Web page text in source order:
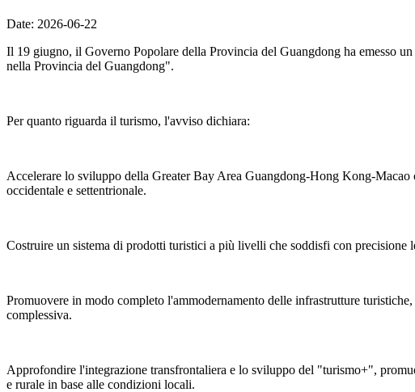
Date: 2026-06-22
Il 19 giugno, il Governo Popolare della Provincia del Guangdong ha emesso
nella Provincia del Guangdong".
Per quanto riguarda il turismo, l'avviso dichiara:
Accelerare lo sviluppo della Greater Bay Area Guangdong-Hong Kong-
occidentale e settentrionale.
Costruire un sistema di prodotti turistici a più livelli che soddisfi con precisione
Promuovere in modo completo l'ammodernamento delle infrastrutture
complessiva.
Approfondire l'integrazione transfrontaliera e lo sviluppo del "turismo+",
e rurale in base alle condizioni locali.